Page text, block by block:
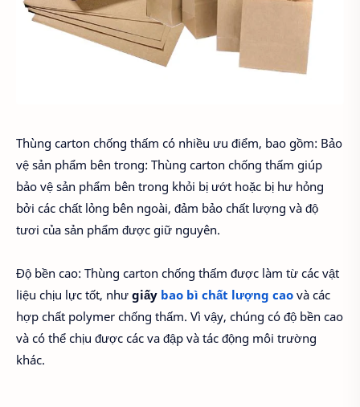
Thùng carton chống thấm có nhiều ưu điểm, bao gồm: Bảo
vệ sản phẩm bên trong: Thùng carton chống thấm giúp
bảo vệ sản phẩm bên trong khỏi bị ướt hoặc bị hư hỏng
bởi các chất lỏng bên ngoài, đảm bảo chất lượng và độ
tươi của sản phẩm được giữ nguyên.
Độ bền cao: Thùng carton chống thấm được làm từ các vật
liệu chịu lực tốt, như giấy bao bì chất lượng cao và các
hợp chất polymer chống thấm. Vì vậy, chúng có độ bền cao
và có thể chịu được các va đập và tác động môi trường
khác.